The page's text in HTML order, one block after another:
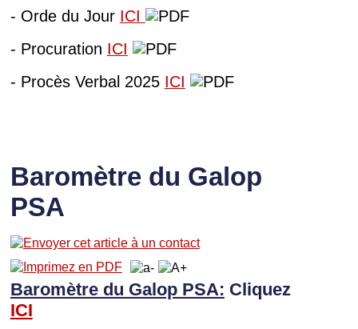
- Orde du Jour ICI
- Procuration ICI
- Procès Verbal 2025 ICI
Baromètre du Galop
PSA
Baromètre du Galop PSA: Cliquez
ICI